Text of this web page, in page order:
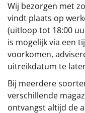
Wij bezorgen met
vindt plaats op
(uitloop tot 18:00
is mogelijk via een
voorkomen,
uitreikdatum te
Bij meerdere
verschillende
ontvangst altijd de